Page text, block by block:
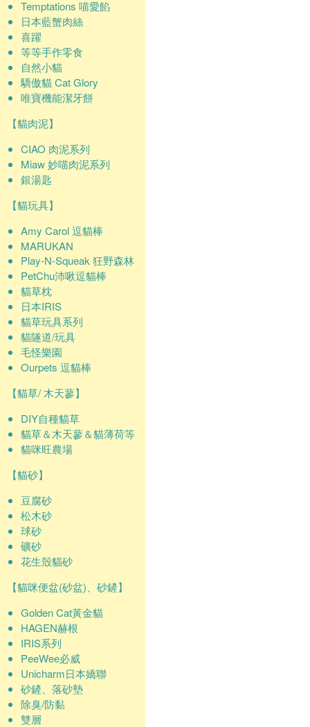
Temptations 喵愛餡
日本藍蟹肉絲
喜躍
等等手作零食
自然小貓
驕傲貓 Cat Glory
唯寶機能潔牙餅
【貓肉泥】
CIAO 肉泥系列
Miaw 妙喵肉泥系列
銀湯匙
【貓玩具】
Amy Carol 逗貓棒
MARUKAN
Play-N-Squeak 狂野森林
PetChu沛啾逗貓棒
貓草枕
日本IRIS
貓草玩具系列
貓隧道/玩具
毛怪樂園
Ourpets 逗貓棒
【貓草/ 木天蓼】
DIY自種貓草
貓草＆木天蓼＆貓薄荷等
貓咪旺農場
【貓砂】
豆腐砂
松木砂
球砂
礦砂
花生殼貓砂
【貓咪便盆(砂盆)、砂鏟】
Golden Cat黃金貓
HAGEN赫根
IRIS系列
PeeWee必威
Unicharm日本嬌聯
砂鏟、落砂墊
除臭/防黏
雙層